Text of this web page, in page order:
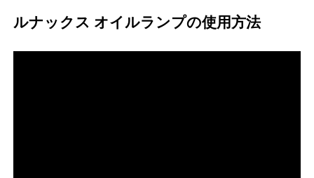
ルナックス オイルランプの使用方法